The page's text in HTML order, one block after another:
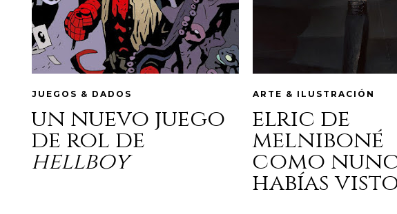
JUEGOS & DADOS
un nuevo juego
de rol de
hellboy
ARTE & ILUSTRACIÓN
elric de
melniboné
como
habías